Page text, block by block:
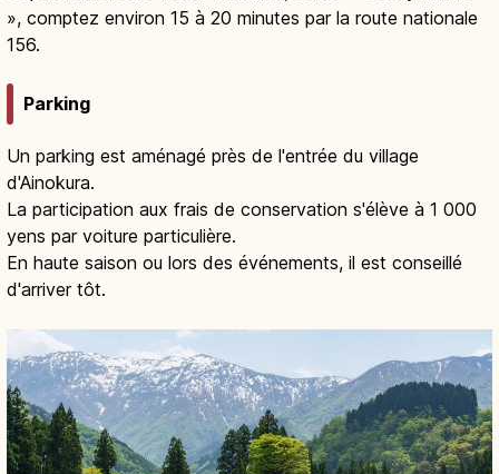
», comptez environ 15 à 20 minutes par la route nationale
156.
Parking
Un parking est aménagé près de l'entrée du village
d'Ainokura.
La participation aux frais de conservation s'élève à 1 000
yens par voiture particulière.
En haute saison ou lors des événements, il est conseillé
d'arriver tôt.